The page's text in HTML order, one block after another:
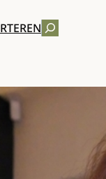
ZOEKEN